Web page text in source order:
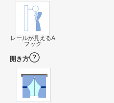
レールが見えるA
フック
開き方